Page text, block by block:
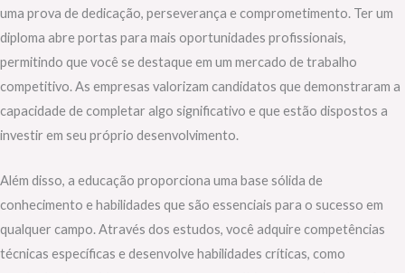
uma prova de dedicação, perseverança e comprometimento. Ter um
diploma abre portas para mais oportunidades profissionais,
permitindo que você se destaque em um mercado de trabalho
competitivo. As empresas valorizam candidatos que demonstraram a
capacidade de completar algo significativo e que estão dispostos a
investir em seu próprio desenvolvimento.
Além disso, a educação proporciona uma base sólida de
conhecimento e habilidades que são essenciais para o sucesso em
qualquer campo. Através dos estudos, você adquire competências
técnicas específicas e desenvolve habilidades críticas, como